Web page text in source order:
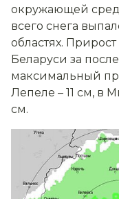
окружающей
всего снега
областях.
Беларуси за
максимальный
Лепеле – 11 см, в
см.